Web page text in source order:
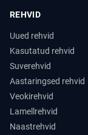
REHVID
Uued rehvid
Kasutatud rehvid
Suverehvid
Aastaringsed rehvid
Veokirehvid
Lamellrehvid
Naastrehvid